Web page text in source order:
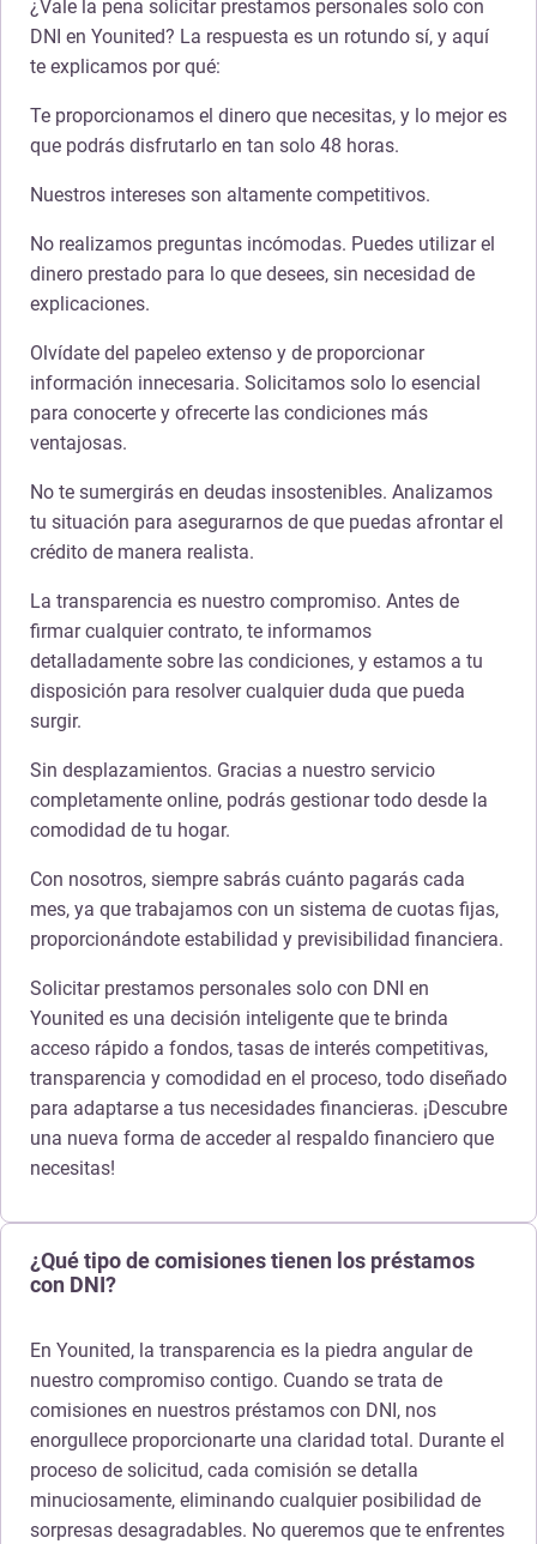
¿Vale la pena solicitar prestamos personales solo con
DNI en Younited? La respuesta es un rotundo sí, y aquí
te explicamos por qué:
Te proporcionamos el dinero que necesitas, y lo mejor es
que podrás disfrutarlo en tan solo 48 horas.
Nuestros intereses son altamente competitivos.
No realizamos preguntas incómodas. Puedes utilizar el
dinero prestado para lo que desees, sin necesidad de
explicaciones.
Olvídate del papeleo extenso y de proporcionar
información innecesaria. Solicitamos solo lo esencial
para conocerte y ofrecerte las condiciones más
ventajosas.
No te sumergirás en deudas insostenibles. Analizamos
tu situación para asegurarnos de que puedas afrontar el
crédito de manera realista.
La transparencia es nuestro compromiso. Antes de
firmar cualquier contrato, te informamos
detalladamente sobre las condiciones, y estamos a tu
disposición para resolver cualquier duda que pueda
surgir.
Sin desplazamientos. Gracias a nuestro servicio
completamente online, podrás gestionar todo desde la
comodidad de tu hogar.
Con nosotros, siempre sabrás cuánto pagarás cada
mes, ya que trabajamos con un sistema de cuotas fijas,
proporcionándote estabilidad y previsibilidad financiera.
Solicitar prestamos personales solo con DNI en
Younited es una decisión inteligente que te brinda
acceso rápido a fondos, tasas de interés competitivas,
transparencia y comodidad en el proceso, todo diseñado
para adaptarse a tus necesidades financieras. ¡Descubre
una nueva forma de acceder al respaldo financiero que
necesitas!
¿Qué tipo de comisiones tienen los préstamos
con DNI?
En Younited, la transparencia es la piedra angular de
nuestro compromiso contigo. Cuando se trata de
comisiones en nuestros préstamos con DNI, nos
enorgullece proporcionarte una claridad total. Durante el
proceso de solicitud, cada comisión se detalla
minuciosamente, eliminando cualquier posibilidad de
sorpresas desagradables. No queremos que te enfrentes